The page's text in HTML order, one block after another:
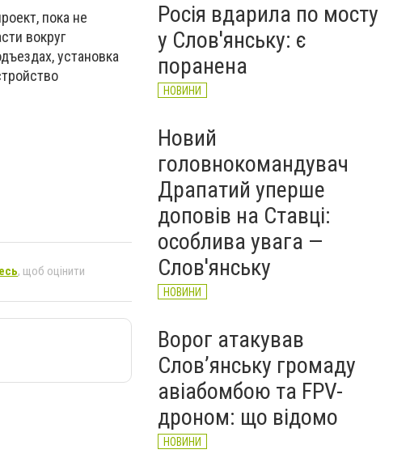
пока не
вокруг
установка
, щоб оцінити
Росія вдарила по мосту
у Слов'янську: є
поранена
НОВИНИ
Новий
головнокомандувач
Драпатий уперше
доповів на Ставці:
особлива увага —
Слов'янську
НОВИНИ
Ворог атакував
Слов’янську громаду
авіабомбою та FPV-
дроном: що відомо
НОВИНИ